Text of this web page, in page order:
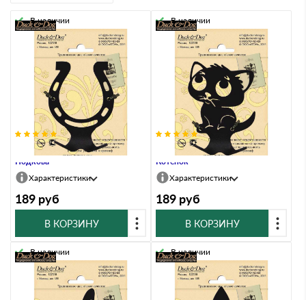
Подсумочник Duck & Dog 01
Подкова
В наличии
Характеристики
189 руб
В КОРЗИНУ
Подсумочник Duck & Dog 02
Котенок
В наличии
Характеристики
189 руб
В КОРЗИНУ
В наличии В наличии